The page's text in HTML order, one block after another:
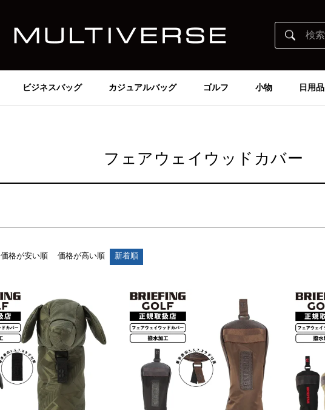
ビジネスバッグ カジュアルバッグ ゴルフ 小物 日用品
フェアウェイウッドカバー
価格が高い順
検索
価格が安い順 価格が高い順 新着順